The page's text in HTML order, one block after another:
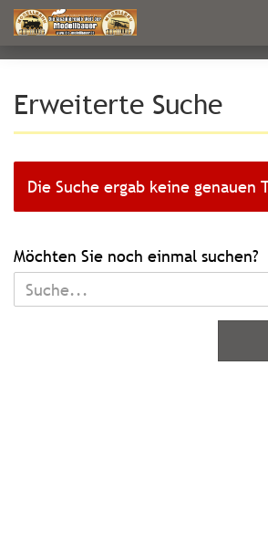
Erweiterte Suche
Die Suche ergab keine genauen
MÖCHTEN
SIE
NOCH
Möchten Sie noch einmal suchen?